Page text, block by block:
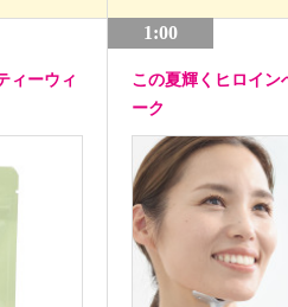
ィーウィ
1:00
この夏輝くヒロイン
ーク